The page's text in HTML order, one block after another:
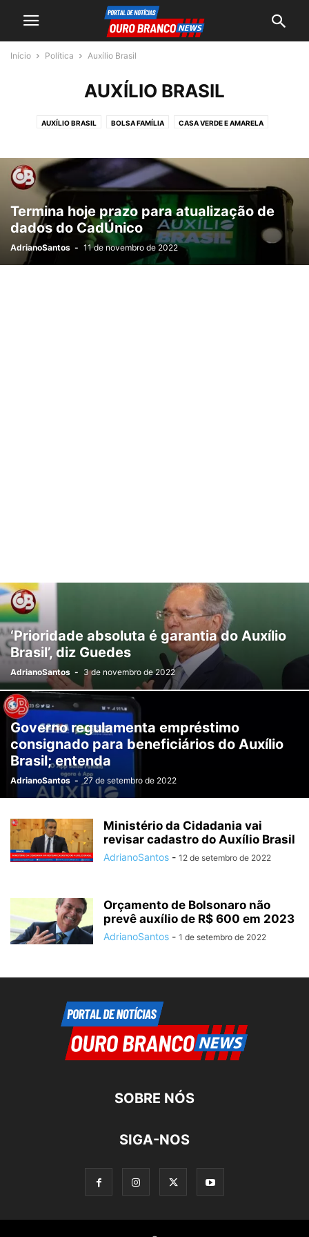
Início Política Auxílio Brasil
AUXÍLIO BRASIL
AUXÍLIO BRASIL BOLSA FAMÍLIA CASA VERDE E AMARELA
ELEIÇÕES 2024 ELEIÇÕES 2026 ELEIÇÕES SUPLEMENTARES FPM
ORÇAMENTO SECRETO PISO DA ENFERMAGEM SEGURANÇA PÚBLICA
SENADO TRANSIÇÃO
Termina hoje prazo para atualização de
dados do CadÚnico
AdrianoSantos - 11 de novembro de 2022
‘Prioridade absoluta é garantia do Auxílio
Brasil’, diz Guedes
AdrianoSantos - 3 de novembro de 2022
Governo regulamenta empréstimo
consignado para beneficiários do Auxílio
Brasil; entenda
AdrianoSantos - 27 de setembro de 2022
Ministério da Cidadania vai
revisar cadastro do Auxílio Brasil
AdrianoSantos - 12 de setembro de 2022
Orçamento de Bolsonaro não
prevê auxílio de R$ 600 em 2023
AdrianoSantos - 1 de setembro de 2022
SOBRE NÓS
SIGA-NOS